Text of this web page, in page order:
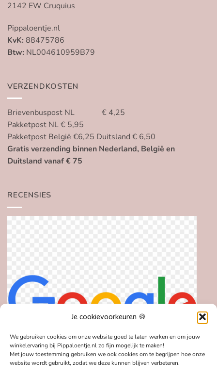
Je cookievoorkeuren 🍪
We gebruiken cookies om onze website goed te laten werken en om jouw
winkelervaring bij Pippaloentje.nl zo fijn mogelijk te maken!
Met jouw toestemming gebruiken we ook cookies om te begrijpen hoe onze
website wordt gebruikt, zodat we deze kunnen blijven verbeteren.
2142 EW Cruquius
Pippaloentje.nl
KvK: 88475786
Btw: NL004610959B79
VERZENDKOSTEN
Brievenbuspost NL € 4,25
Pakketpost NL € 5,95
Pakketpost België €6,25 Duitsland € 6,50
Gratis verzending binnen Nederland, België en
Duitsland vanaf € 75
RECENSIES